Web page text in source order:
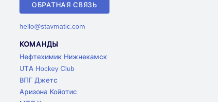
ОБРАТНАЯ СВЯЗЬ
hello@stavmatic.com
КОМАНДЫ
Нефтехимик Нижнекамск
UTA Hockey Club
ВПГ Джетс
Аризона Койотис